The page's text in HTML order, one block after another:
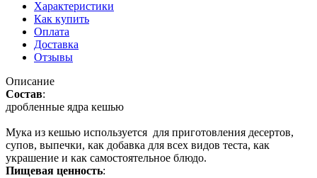
Характеристики
Как купить
Оплата
Доставка
Отзывы
Описание
Состав:
дробленные ядра кешью
Мука из кешью используется для приготовления десертов,
супов, выпечки, как добавка для всех видов теста, как
украшение и как самостоятельное блюдо.
Пищевая ценность: